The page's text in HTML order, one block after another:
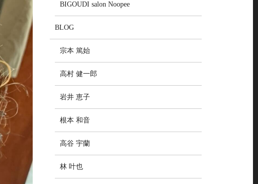
BIGOUDI salon Noopee
BLOG
宗本 篤始
高村 健一郎
岩井 恵子
根本 和音
高谷 宇蘭
林 叶也